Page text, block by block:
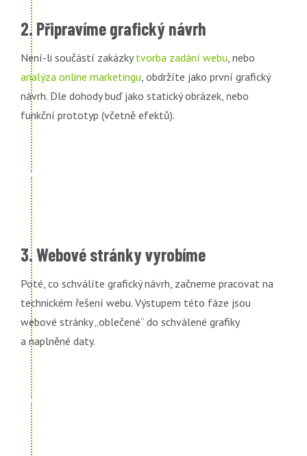
2. Připravíme grafický návrh
Není-li součástí zakázkytvorba zadání webu, nebo
analýza online marketingu, obdržíte jako první grafický
návrh. Dle dohody buď jako statický obrázek, nebo
funkční prototyp (včetně efektů).
3. Webové stránky vyrobíme
Poté, co schválíte grafický návrh, začneme pracovat na
technickém řešení webu. Výstupem této fáze jsou
webové stránky „oblečené“ do schválené grafiky
a naplněné daty.